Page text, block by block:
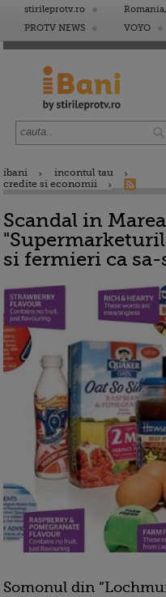
stirileprotv.ro
PROTV NEWS
VOYO
ibani
incontul tau
credite si economii
Scandal in
si fermieri ca
Somonul din